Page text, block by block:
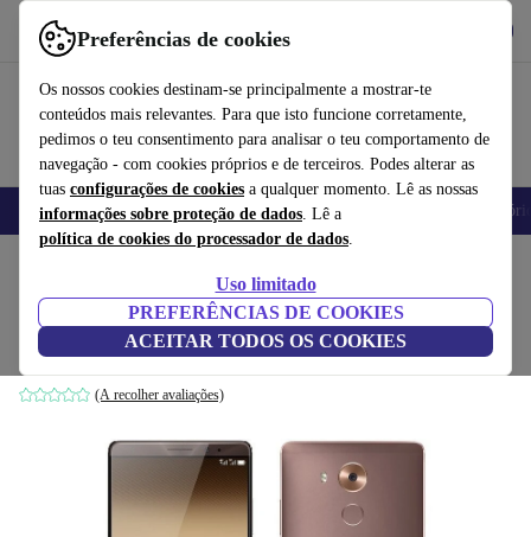
Preferências de cookies
Os nossos cookies destinam-se principalmente a mostrar-te
conteúdos mais relevantes. Para que isto funcione corretamente,
pedimos o teu consentimento para analisar o teu comportamento de
navegação - com cookies próprios e de terceiros. Podes alterar as
tuas configurações de cookies a qualquer momento. Lê as nossas
informações sobre proteção de dados. Lê a
política de cookies do processador de dados.
Uso limitado
PREFERÊNCIAS DE COOKIES
ACEITAR TODOS OS COOKIES
Use o refurbed de forma rápida e fácil
Telemóveis Computadores Portáteis Tablets
Huawei Mate 8
3 GB | 32 GB | castanho
(A recolher avaliações)